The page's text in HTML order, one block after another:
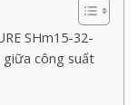
SHm15-32-
giữa công suất